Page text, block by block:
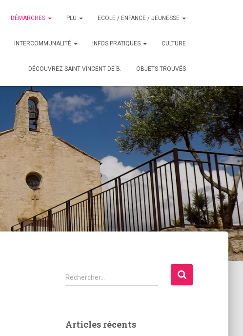
DÉMARCHES PLU ECOLE / ENFANCE / JEUNESSE
INTERCOMMUNALITÉ INFOS PRATIQUES CULTURE
DÉCOUVREZ SAINT VINCENT DE B. OBJETS TROUVÉS
R
e
r
Rechercher…
Articles récents